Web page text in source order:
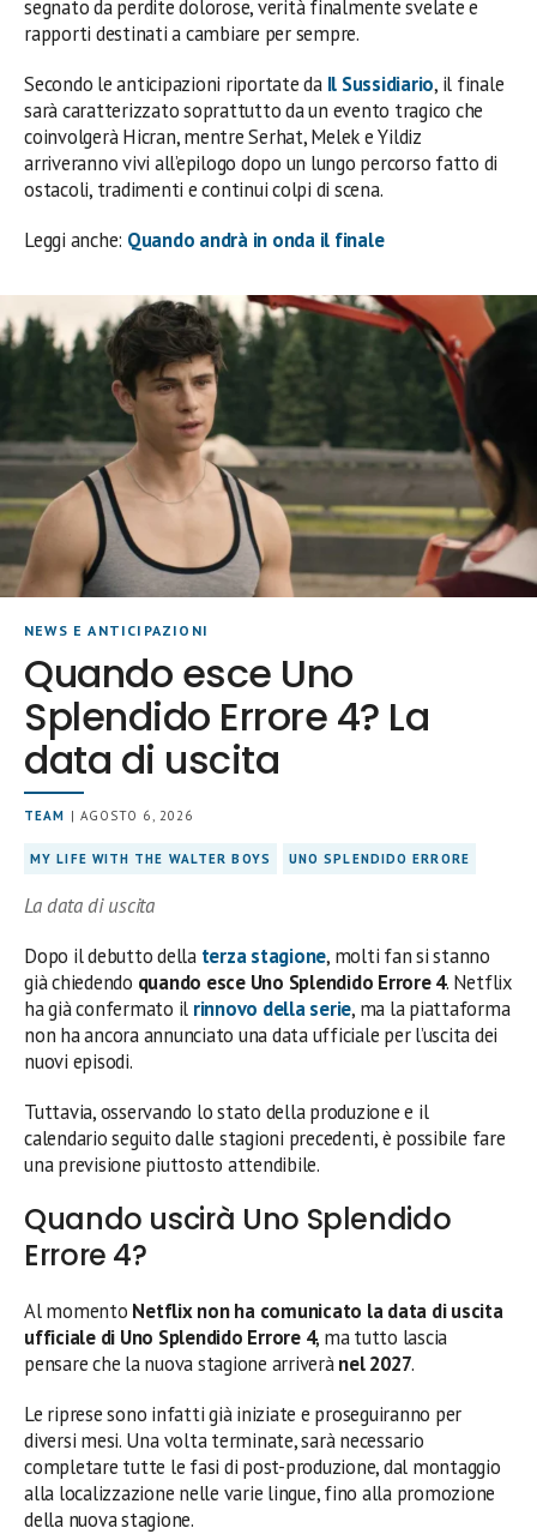
segnato da perdite dolorose, verità finalmente svelate e
rapporti destinati a cambiare per sempre.
Secondo le anticipazioni riportate da Il Sussidiario, il finale
sarà caratterizzato soprattutto da un evento tragico che
coinvolgerà Hicran, mentre Serhat, Melek e Yildiz
arriveranno vivi all’epilogo dopo un lungo percorso fatto di
ostacoli, tradimenti e continui colpi di scena.
Leggi anche: Quando andrà in onda il finale
NEWS E ANTICIPAZIONI
Quando esce Uno
Splendido Errore 4? La
data di uscita
TEAM | AGOSTO 6, 2026
MY LIFE WITH THE WALTER BOYS UNO SPLENDIDO ERRORE
La data di uscita
Dopo il debutto della terza stagione, molti fan si stanno
già chiedendo quando esce Uno Splendido Errore 4. Netflix
ha già confermato il rinnovo della serie, ma la piattaforma
non ha ancora annunciato una data ufficiale per l’uscita dei
nuovi episodi.
Tuttavia, osservando lo stato della produzione e il
calendario seguito dalle stagioni precedenti, è possibile fare
una previsione piuttosto attendibile.
Quando uscirà Uno Splendido
Errore 4?
Al momento Netflix non ha comunicato la data di uscita
ufficiale di Uno Splendido Errore 4, ma tutto lascia
pensare che la nuova stagione arriverànel 2027.
Le riprese sono infatti già iniziate e proseguiranno per
diversi mesi. Una volta terminate, sarà necessario
completare tutte le fasi di post-produzione, dal montaggio
alla localizzazione nelle varie lingue, fino alla promozione
della nuova stagione.